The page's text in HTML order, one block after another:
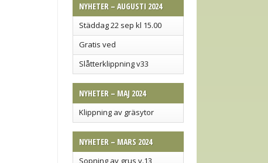
NYHETER – AUGUSTI 2024
Städdag 22 sep kl 15.00
Gratis ved
Slåtterklippning v33
NYHETER – MAJ 2024
Klippning av gräsytor
NYHETER – MARS 2024
Sopning av grus v.13